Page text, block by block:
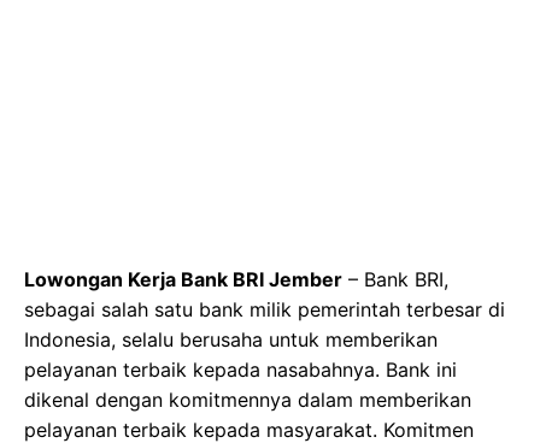
Lowongan Kerja Bank BRI Jember – Bank BRI,
sebagai salah satu bank milik pemerintah terbesar di
Indonesia, selalu berusaha untuk memberikan
pelayanan terbaik kepada nasabahnya. Bank ini
dikenal dengan komitmennya dalam memberikan
pelayanan terbaik kepada masyarakat. Komitmen